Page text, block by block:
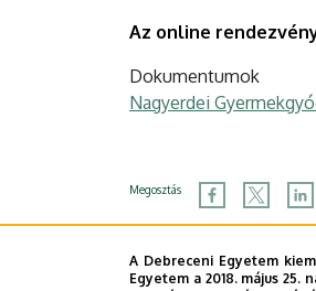
Az online
Dokumentumok
Nagyerdei
Megosztás
A Debreceni Egyetem
Egyetem a 2018. május